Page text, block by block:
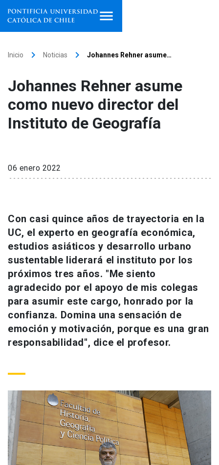
Facultades, escuelas e
institutos
Investigación
Extensión
Universidad
Información para keyboard_arrow_down
Futuros estudiantes
Estudiantes
Académicos
Personal
Alumni
Padres y familia
Vecinos launch
Go to english site launch
ACCESOS DIRECTOS
Admisión launch
Mi Cuenta UC launch
Medios Biblioteca launch
Donaciones launch
Inicio keyboard_arrow_right Noticias keyboard_arrow_right Johannes Rehner asume…
Johannes Rehner asume
como nuevo director del
Instituto de Geografía
06 enero 2022
Con casi quince años de trayectoria en la
UC, el experto en geografía económica,
estudios asiáticos y desarrollo urbano
sustentable liderará el instituto por los
próximos tres años. "Me siento
agradecido por el apoyo de mis colegas
para asumir este cargo, honrado por la
confianza. Domina una sensación de
emoción y motivación, porque es una gran
responsabilidad", dice el profesor.